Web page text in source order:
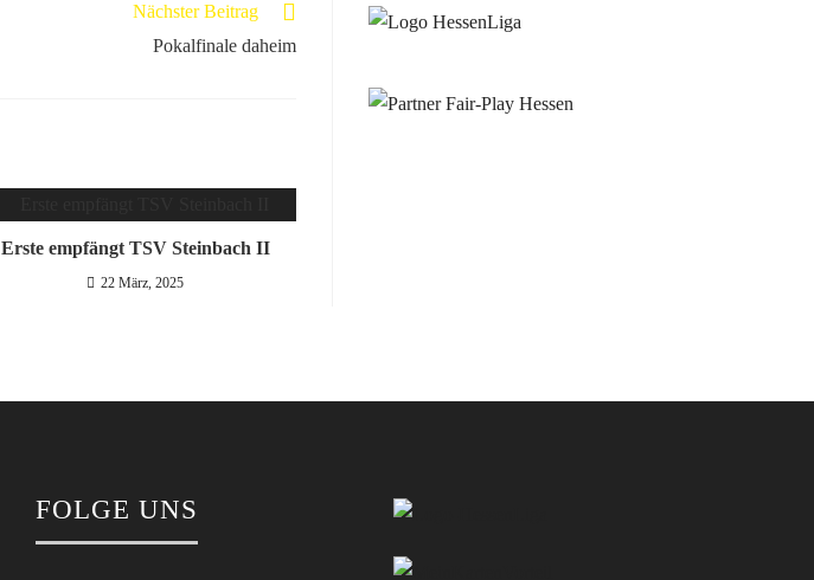
Nächster Beitrag
Pokalfinale daheim
Erste empfängt TSV Steinbach II
22 März, 2025
FOLGE UNS